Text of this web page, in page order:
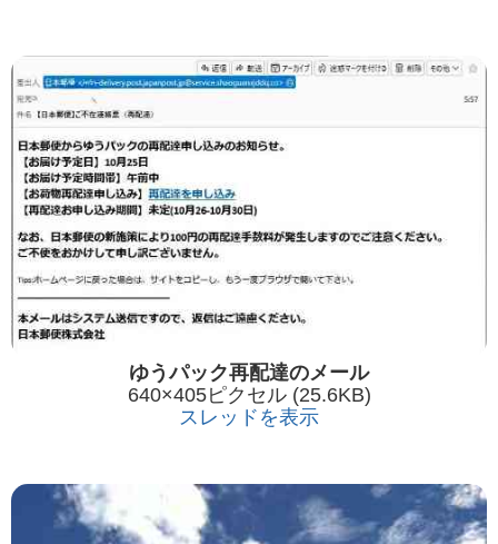
ゆうパック再配達のメール
640×405ピクセル (25.6KB)
スレッドを表示